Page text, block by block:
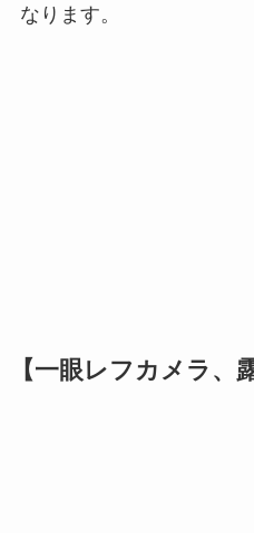
なります。
【一眼レフカメラ、